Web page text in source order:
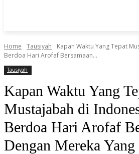
Home Tausiyah
Kapan Waktu Yang Tepat
Berdoa Hari Arofaf Bersamaan...
Tausiyah
Kapan Waktu Yang
Mustajabah di
Berdoa Hari Arofaf
Dengan Mereka